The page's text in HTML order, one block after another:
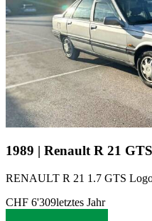
1989 | Renault R 21
RENAULT R 21 1.7 GTS
CHF 6'309letztes Jahr